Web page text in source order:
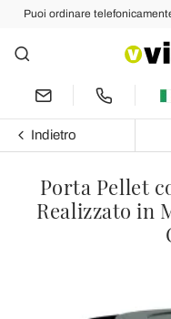
Puoi ordinare
Indietro
Porta Pellet
Realizzato in